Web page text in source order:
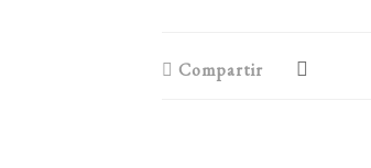
Compartir